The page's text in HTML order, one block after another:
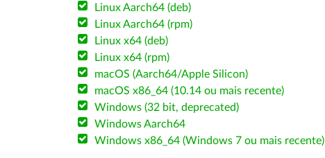
Linux Aarch64 (deb)
Linux Aarch64 (rpm)
Linux x64 (deb)
Linux x64 (rpm)
macOS (Aarch64/Apple Silicon)
macOS x86_64 (10.14 ou mais recente)
Windows (32 bit, deprecated)
Windows Aarch64
Windows x86_64 (Windows 7 ou mais recente)